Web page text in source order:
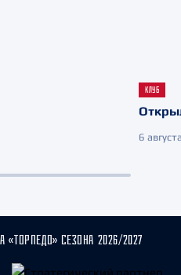
КЛУБ
6
СЕЗОНА 2026/2027